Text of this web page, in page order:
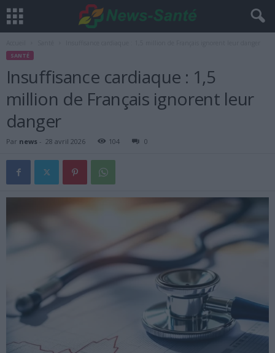
SANTÉ
Insuffisance cardiaque : 1,5
million de Français ignorent leur
danger
Par news - 28 avril 2026 104 0